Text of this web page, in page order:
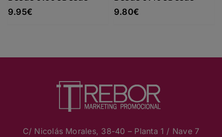
9.95€
9.80€
C/ Nicolás Morales, 38-40 – Planta 1 / Nave 7